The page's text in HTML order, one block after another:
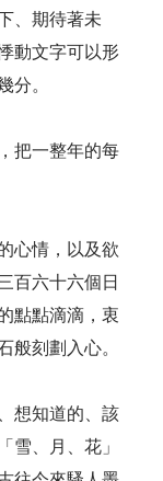
、期待著未
動文字可以形
分。
把一整年的每
心情，以及欲
百六十六個日
點點滴滴，衷
般刻劃入心。
想知道的、該
雪、月、花」